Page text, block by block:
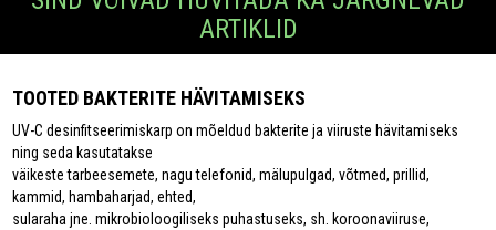
ARTIKLID
TOOTED BAKTERITE HÄVITAMISEKS
UV-C desinfitseerimiskarp on mõeldud bakterite ja viiruste hävitamiseks
ning seda kasutatakse
väikeste tarbeesemete, nagu telefonid, mälupulgad, võtmed, prillid,
kammid, hambaharjad, ehted,
sularaha jne. mikrobioloogiliseks puhastuseks, sh. koroonaviiruse,